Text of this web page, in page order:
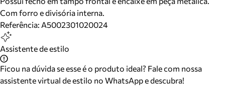
Com forro e divisória interna.
Referência: A5002301020024
Assistente de estilo
Ficou na dúvida se esse é o produto ideal? Fale com nossa
assistente virtual de estilo no WhatsApp e descubra!